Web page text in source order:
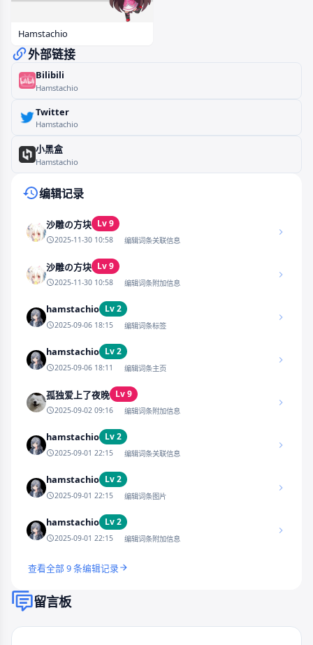
Hamstachio
留言板
外部链接
Bilibili
Hamstachio
Twitter
Hamstachio
小黑盒
Hamstachio
编辑记录
沙雕の方块 Lv 9
2025-11-30 10:58 编辑词条关联信息
沙雕の方块 Lv 9
2025-11-30 10:58 编辑词条附加信息
hamstachio Lv 2
2025-09-06 18:15 编辑词条标签
hamstachio Lv 2
2025-09-06 18:11 编辑词条主页
孤独爱上了夜晚 Lv 9
2025-09-02 09:16 编辑词条附加信息
hamstachio Lv 2
2025-09-01 22:15 编辑词条关联信息
hamstachio Lv 2
2025-09-01 22:15 编辑词条图片
hamstachio Lv 2
2025-09-01 22:15 编辑词条附加信息
查看全部 9 条编辑记录